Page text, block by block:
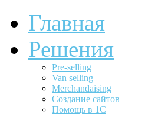
Главная
Решения
Pre-selling
Van selling
Merchandaising
Создание сайтов
Помощь в 1С